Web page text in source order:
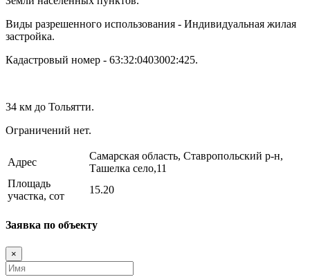
Виды разрешенного использования - Индивидуальная жилая
застройка.
Кадастровый номер - 63:32:0403002:425.
34 км до Тольятти.
Ограничений нет.
Адрес
Самарская область, Ставропольский р-н,
Ташелка село,11
Площадь
участка, сот
15.20
Заявка по объекту
×
Имя